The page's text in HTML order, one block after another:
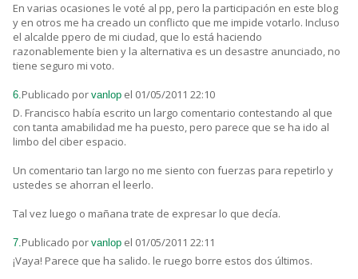
En varias ocasiones le voté al pp, pero la participación en este blog
y en otros me ha creado un conflicto que me impide votarlo. Incluso
el alcalde ppero de mi ciudad, que lo está haciendo
razonablemente bien y la alternativa es un desastre anunciado, no
tiene seguro mi voto.
6.Publicado por vanlop el 01/05/2011 22:10
D. Francisco había escrito un largo comentario contestando al que
con tanta amabilidad me ha puesto, pero parece que se ha ido al
limbo del ciber espacio.
Un comentario tan largo no me siento con fuerzas para repetirlo y
ustedes se ahorran el leerlo.
Tal vez luego o mañana trate de expresar lo que decía.
7.Publicado por vanlop el 01/05/2011 22:11
¡Vaya! Parece que ha salido. le ruego borre estos dos últimos.